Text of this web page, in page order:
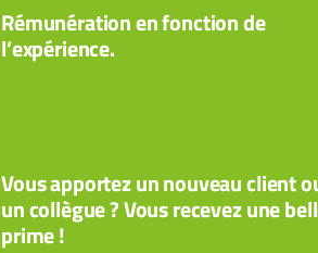
Rémunération en fonction de
l’expérience.
Vous apportez un nouveau client
un collègue ? Vous recevez une
prime !